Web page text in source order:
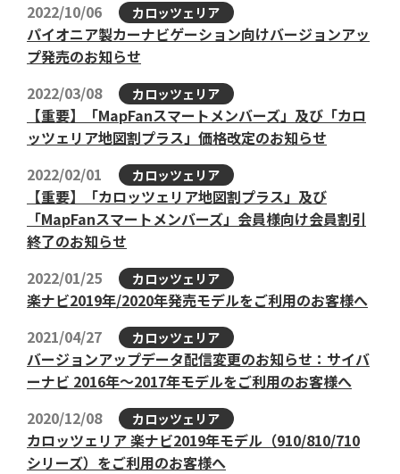
2022/10/06
カロッツェリア
パイオニア製カーナビゲーション向けバージョンアッ
プ発売のお知らせ
2022/03/08
カロッツェリア
【重要】「MapFanスマートメンバーズ」及び「カロ
ッツェリア地図割プラス」価格改定のお知らせ
2022/02/01
カロッツェリア
【重要】「カロッツェリア地図割プラス」及び
「MapFanスマートメンバーズ」会員様向け会員割引
終了のお知らせ
2022/01/25
カロッツェリア
楽ナビ2019年/2020年発売モデルをご利用のお客様へ
2021/04/27
カロッツェリア
バージョンアップデータ配信変更のお知らせ：サイバ
ーナビ 2016年～2017年モデルをご利用のお客様へ
2020/12/08
カロッツェリア
カロッツェリア 楽ナビ2019年モデル（910/810/710
シリーズ）をご利用のお客様へ